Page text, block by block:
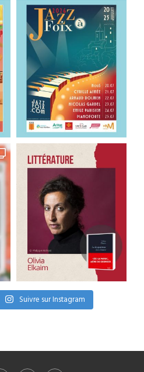
Suivre sur Instagram